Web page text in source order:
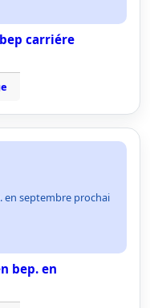
carriére
en septembre prochai
bep. en